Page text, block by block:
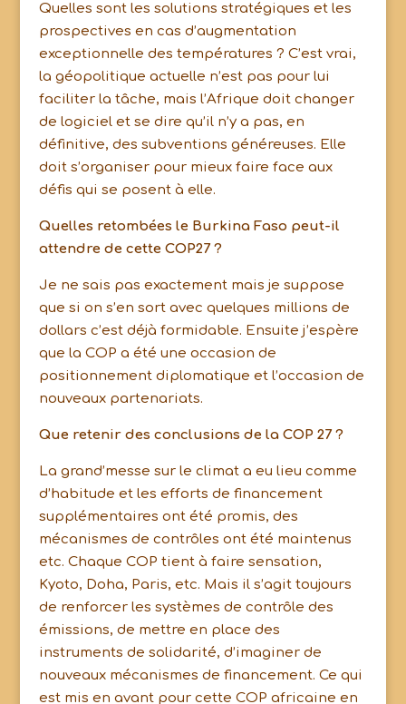
Quelles sont les solutions stratégiques et les
prospectives en cas d’augmentation
exceptionnelle des températures ? C’est vrai,
la géopolitique actuelle n’est pas pour lui
faciliter la tâche, mais l’Afrique doit changer
de logiciel et se dire qu’il n’y a pas, en
définitive, des subventions généreuses. Elle
doit s’organiser pour mieux faire face aux
défis qui se posent à elle.
Quelles retombées le Burkina Faso peut-il
attendre de cette COP27 ?
Je ne sais pas exactement mais je suppose
que si on s’en sort avec quelques millions de
dollars c’est déjà formidable. Ensuite j’espère
que la COP a été une occasion de
positionnement diplomatique et l’occasion de
nouveaux partenariats.
Que retenir des conclusions de la COP 27 ?
La grand’messe sur le climat a eu lieu comme
d’habitude et les efforts de financement
supplémentaires ont été promis, des
mécanismes de contrôles ont été maintenus
etc. Chaque COP tient à faire sensation,
Kyoto, Doha, Paris, etc. Mais il s’agit toujours
de renforcer les systèmes de contrôle des
émissions, de mettre en place des
instruments de solidarité, d’imaginer de
nouveaux mécanismes de financement. Ce qui
est mis en avant pour cette COP africaine en